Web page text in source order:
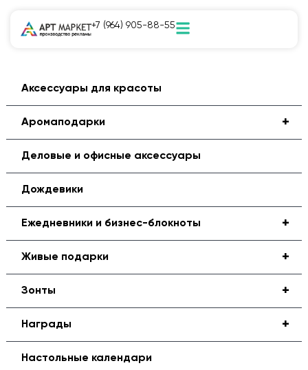
+7 (964) 905-88-55
Аксессуары для красоты
+
Аромаподарки
Деловые и офисные аксессуары
Дождевики
+
Ежедневники и бизнес-блокноты
+
Живые подарки
+
Зонты
+
Награды
Настольные календари